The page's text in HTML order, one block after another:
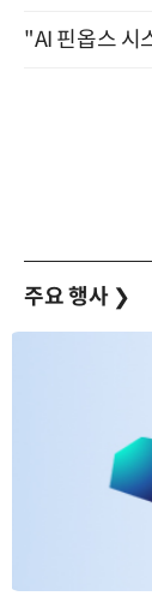
주요 행사 ❯